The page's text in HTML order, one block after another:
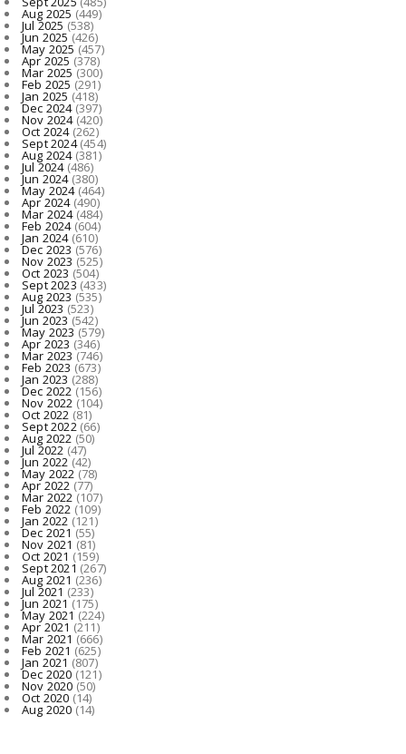
Aug 2025 (449)
Jul 2025 (538)
Jun 2025(426)
May 2025(457)
Apr 2025 (378)
Mar 2025 (300)
Feb 2025 (291)
Jan 2025 (418)
Dec 2024(397)
Nov 2024(420)
Oct 2024(262)
Sept 2024(454)
Aug 2024(381)
Jul 2024(486)
Jun 2024(380)
May 2024(464)
Apr 2024(490)
Mar 2024(484)
Feb 2024(604)
Jan 2024(610)
Dec 2023(576)
Nov 2023 (525)
Oct 2023 (504)
Sept 2023 (433)
Aug 2023 (535)
Jul 2023 (523)
Jun 2023(542)
May 2023(579)
Apr 2023 (346)
Mar 2023 (746)
Feb 2023 (673)
Jan 2023 (288)
Dec 2022(156)
Nov 2022 (104)
Oct 2022 (81)
Sept 2022(66)
Aug 2022 (50)
Jul 2022 (47)
Jun 2022(42)
May 2022(78)
Apr 2022 (77)
Mar 2022(107)
Feb 2022 (109)
Jan 2022 (121)
Dec 2021 (55)
Nov 2021 (81)
Oct 2021 (159)
Sept 2021 (267)
Aug 2021 (236)
Jul 2021 (233)
Jun 2021(175)
May 2021(224)
Apr 2021 (211)
Mar 2021 (666)
Feb 2021 (625)
Jan 2021 (807)
Dec 2020(121)
Nov 2020 (50)
Oct 2020 (14)
Aug 2020(14)